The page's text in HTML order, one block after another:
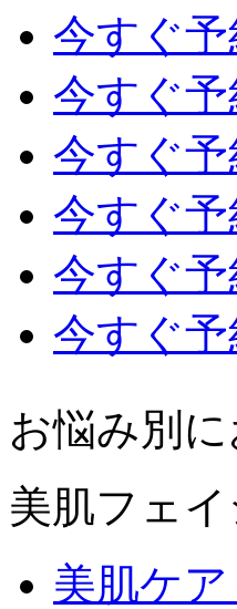
今すぐ
今すぐ
今すぐ
今すぐ
今すぐ
今すぐ
お悩み別
美肌フェ
美肌ケ